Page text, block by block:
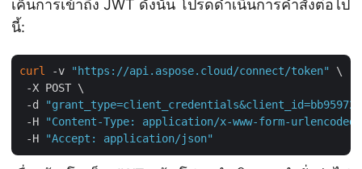
เค็นการเข้าถึง JWT ดังนั้น โปรดดำเนินการคำสั่งต่อไป
นี้:
curl -v "https://api.aspose.cloud/connect/token"
\
-X POST \
-d
"grant_type=client_credentials&client_id=bb959721-
-H
"Content-Type: application/x-www-form-urlencoded"
-H
"Accept: application/json"